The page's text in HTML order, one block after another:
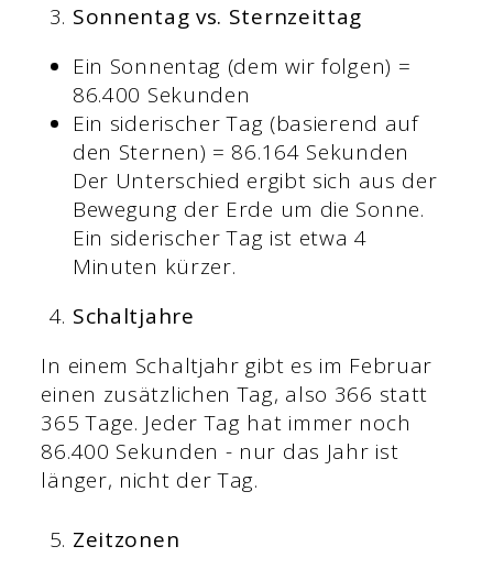
Sonnentag vs. Sternzeittag
Ein Sonnentag (dem wir folgen) =
86.400 Sekunden
Ein siderischer Tag (basierend auf
den Sternen) = 86.164 Sekunden
Der Unterschied ergibt sich aus der
Bewegung der Erde um die Sonne.
Ein siderischer Tag ist etwa 4
Minuten kürzer.
Schaltjahre
In einem Schaltjahr gibt es im Februar
einen zusätzlichen Tag, also 366 statt
365 Tage. Jeder Tag hat immer noch
86.400 Sekunden - nur das Jahr ist
länger, nicht der Tag.
Zeitzonen